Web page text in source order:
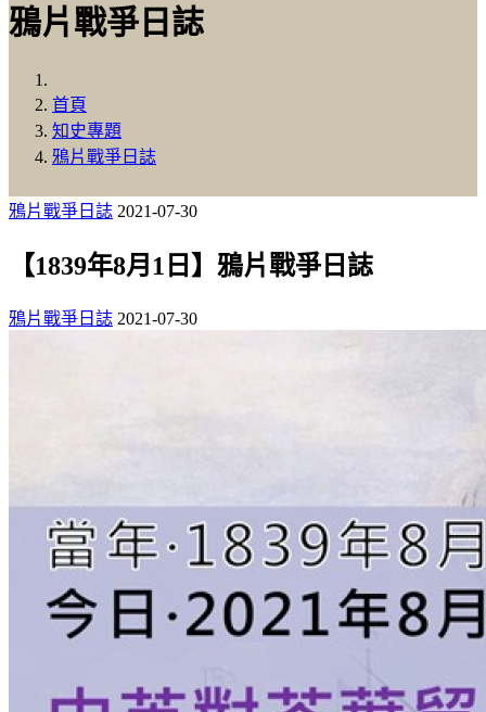
鴉片戰爭日誌
首頁
知史專題
鴉片戰爭日誌
鴉片戰爭日誌 2021-07-30
【1839年8月1日】鴉片戰爭日誌
鴉片戰爭日誌 2021-07-30